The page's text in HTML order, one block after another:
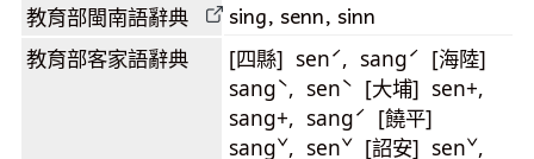
教育部閩南語辭典 sing, senn, sinn
教育部客家語辭典
[四縣] senˊ, sangˊ [海陸]
sangˋ, senˋ [大埔] sen+,
sang+, sangˊ [饒平]
sangˇ, senˇ [詔安] senˇ,